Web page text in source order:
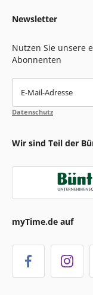
Newsletter
Nutzen Sie unsere
Abonnenten
E-Mail-Adresse
Datenschutz
Wir sind Teil der
myTime.de auf